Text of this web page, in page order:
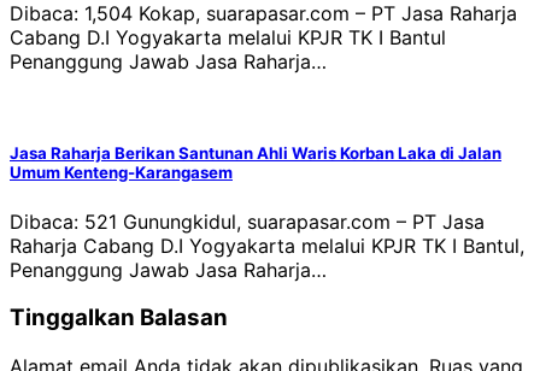
Dibaca: 1,504 Kokap, suarapasar.com – PT Jasa Raharja
Cabang D.I Yogyakarta melalui KPJR TK I Bantul
Penanggung Jawab Jasa Raharja…
Jasa Raharja Berikan Santunan Ahli Waris Korban Laka di Jalan
Umum Kenteng-Karangasem
Dibaca: 521 Gunungkidul, suarapasar.com – PT Jasa
Raharja Cabang D.I Yogyakarta melalui KPJR TK I Bantul,
Penanggung Jawab Jasa Raharja…
Tinggalkan Balasan